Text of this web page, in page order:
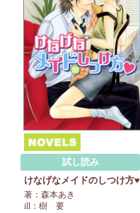
試し読み
けなげなメイドのしつけ方♥
著：森本あき
ill：樹 要